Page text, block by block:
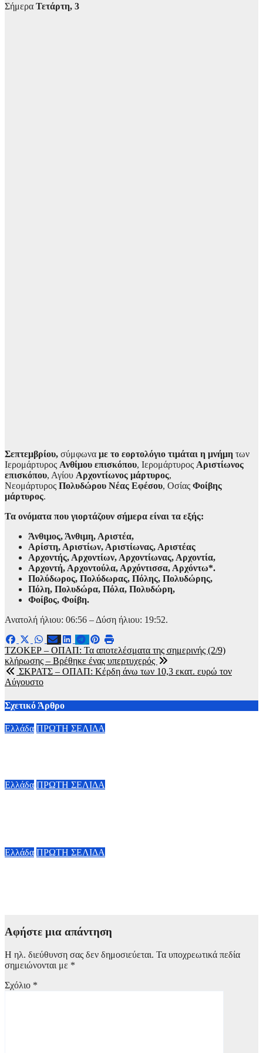
Σήμερα Τετάρτη, 3
Σεπτεμβρίου, σύμφωνα με το εορτολόγιο τιμάται η μνήμη των
Ιερομάρτυρος Ανθίμου επισκόπου, Ιερομάρτυρος Αριστίωνος
επισκόπου, Αγίου Αρχοντίωνος μάρτυρος,
Νεομάρτυρος Πολυδώρου Νέας Εφέσου, Οσίας Φοίβης
μάρτυρος.
Τα ονόματα που γιορτάζουν σήμερα είναι τα εξής:
Άνθιμος, Άνθιμη, Αριστέα,
Αρίστη, Αριστίων, Αριστίωνας, Αριστέας
Αρχοντής, Αρχοντίων, Αρχοντίωνας, Αρχοντία,
Αρχοντή, Αρχοντούλα, Αρχόντισσα, Αρχόντω*.
Πολύδωρος, Πολύδωρας, Πόλης, Πολυδώρης,
Πόλη, Πολυδώρα, Πόλα, Πολυδώρη,
Φοίβος, Φοίβη.
Ανατολή ήλιου: 06:56 – Δύση ήλιου: 19:52.
Πλοήγηση
άρθρων
ΤΖΟΚΕΡ – ΟΠΑΠ: Τα αποτελέσματα της σημερινής (2/9)
κλήρωσης – Βρέθηκε ένας υπερτυχερός
ΣΚΡΑΤΣ – ΟΠΑΠ: Kέρδη άνω των 10,3 εκατ. ευρώ τον
Αύγουστο
Σχετικό Άρθρο
Ελλάδα ΠΡΩΤΗ ΣΕΛΙΔΑ
Ελλάδα ΠΡΩΤΗ ΣΕΛΙΔΑ
Ελλάδα ΠΡΩΤΗ ΣΕΛΙΔΑ
Αφήστε μια απάντηση
Η ηλ. διεύθυνση σας δεν δημοσιεύεται. Τα υποχρεωτικά πεδία
σημειώνονται με *
Σχόλιο *